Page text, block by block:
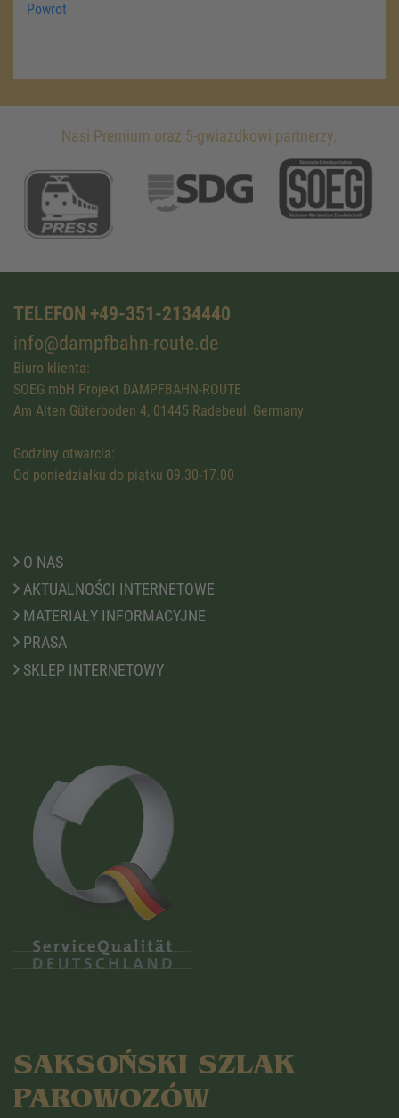
Powrot
Nasi Premium oraz 5-gwiazdkowi partnerzy.
TELEFON +49-351-2134440
info@dampfbahn-route.de
Biuro klienta:
SOEG mbH Projekt DAMPFBAHN-ROUTE
Am Alten Güterboden 4, 01445 Radebeul, Germany
Godziny otwarcia:
Od poniedziałku do piątku 09.30-17.00
O NAS
AKTUALNOŚCI INTERNETOWE
MATERIAŁY INFORMACYJNE
PRASA
SKLEP INTERNETOWY
SAKSOŃSKI SZLAK
PAROWOZÓW